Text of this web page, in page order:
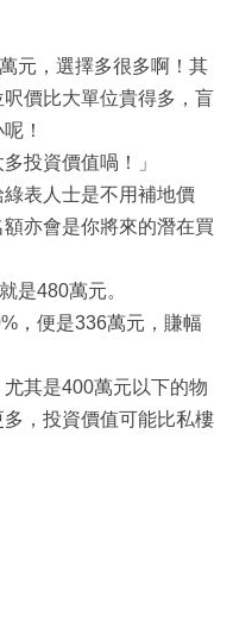
元，選擇多很多啊！其
價比大單位貴得多，盲
！
投資價值喎！」
表人士是不用補地價
亦會是你將來的潛在買
是480萬元。
，便是336萬元，賺幅
其是400萬元以下的物
，投資價值可能比私樓